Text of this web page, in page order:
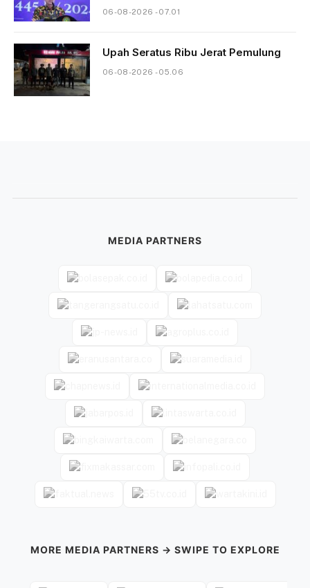
06-08-2026 - 07.01
Upah Seratus Ribu Jerat Pemulung
06-08-2026 - 05.06
MEDIA PARTNERS
MORE MEDIA PARTNERS → SWIPE TO EXPLORE